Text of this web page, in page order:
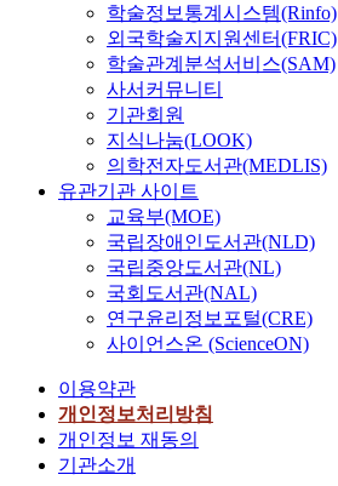
학술정보통계시스템(Rinfo)
외국학술지지원센터(FRIC)
학술관계분석서비스(SAM)
사서커뮤니티
기관회원
지식나눔(LOOK)
의학전자도서관(MEDLIS)
유관기관 사이트
교육부(MOE)
국립장애인도서관(NLD)
국립중앙도서관(NL)
국회도서관(NAL)
연구윤리정보포털(CRE)
사이언스온 (ScienceON)
이용약관
개인정보처리방침
개인정보 재동의
기관소개